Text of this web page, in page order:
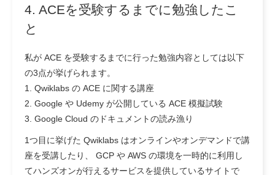
4. ACEを受験するまでに勉強したこ
と
私が ACE を受験するまでに行った勉強内容としては以下
の3点が挙げられます。
1. Qwiklabs の ACE に関する講座
2. Google や Udemy が公開している ACE 模擬試験
3. Google Cloud のドキュメントの読み漁り
1つ目に挙げた Qwiklabs はオンラインやオンデマンドで講
座を受講したり、 GCP や AWS の環境を一時的に利用し
てハンズオンが行えるサービスを提供しているサイトで